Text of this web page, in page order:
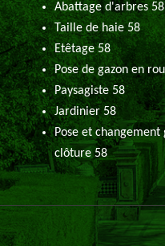
Abattage d'arbres 58
Taille de haie 58
Etêtage 58
Pose de gazon en
Paysagiste 58
Jardinier 58
Pose et
clôture 58